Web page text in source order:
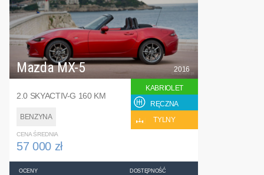
Mazda MX-5
2.0 SKYACTIV-G 160 KM
BENZYNA
2016
KABRIOLET
RĘCZNA
TYLNY
CENA ŚREDNIA
57 000 zł
OCENY DOSTĘPNOŚĆ